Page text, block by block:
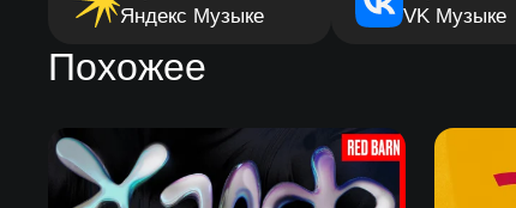
Яндекс Музыке VK Музыке
Похожее